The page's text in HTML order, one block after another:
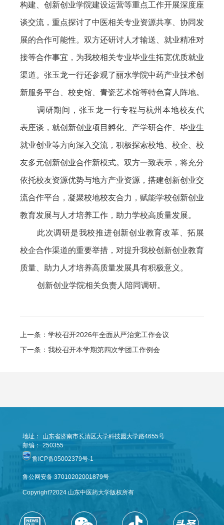
构建、创新创业学院建设运营等重点工作开展深度座
谈交流，重点探讨了中医相关专业资源共享、协同发
展的合作可能性。双方还研讨人才输送、就业精准对
接等合作事宜，为我校相关专业毕业生拓宽优质就业
渠道。张玉龙一行还参观了丽水学院中药产业技术创
新服务平台、校史馆、青瓷艺术馆等特色育人阵地。
调研期间，张玉龙一行专程与杭州本地校友代
表座谈，就创新创业项目孵化、产学研合作、毕业生
就业创业等方向深入交流，积极探索校地、校企、校
友多元创新创业合作新模式。双方一致表示，将充分
依托校友资源优势与地方产业资源，搭建创新创业交
流合作平台，凝聚校地校友合力，赋能学校创新创业
教育发展与人才培养工作，助力学校高质量发展。
此次调研是我校推进创新创业教育改革、拓展
校企合作渠道的重要举措，对提升我校创新创业教育
质量、助力人才培养高质量发展具有积极意义。
创新创业学院相关负责人陪同调研。
上一条：学校召开2026年全面从严治党工作会议
下一条：我校召开本学期第四次学团工作例会
地址：
山东省济南市长清区大学科技园大学路4655号
邮编：
250355
鲁ICP备05002379号-1
鲁公网安备 37010202001879号
Copyright?2024 山东中医药大学版权所有